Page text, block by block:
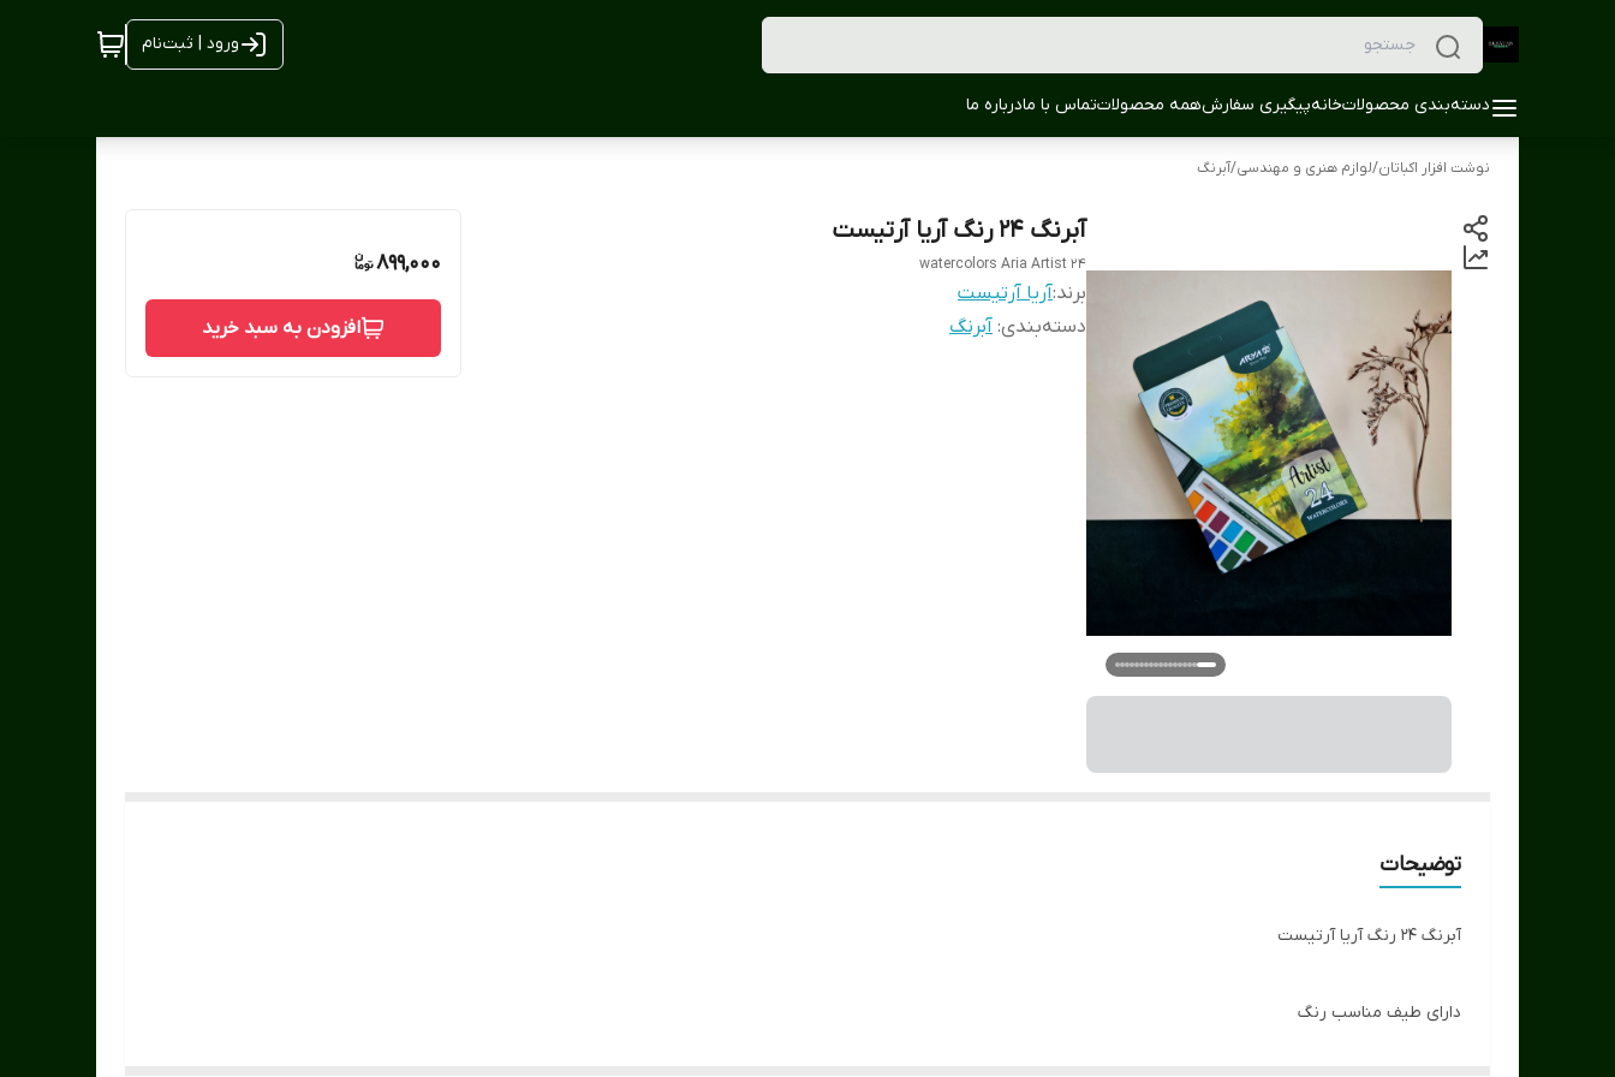
ورود | ثبت‌نام
دسته‌بندی محصولاتخانهپیگیری سفارشهمه محصولاتتماس با مادرباره ما
نوشت افزار اکباتان/لوازم هنری و مهندسی/آبرنگ
آبرنگ 24 رنگ آریا آرتیست
24 watercolors Aria Artist
برند:آریا آرتیست
دسته‌بندی: آبرنگ
899,000
افزودن به سبد خرید
توضیحات
آبرنگ 24 رنگ آریا آرتیست
دارای طیف مناسب رنگ